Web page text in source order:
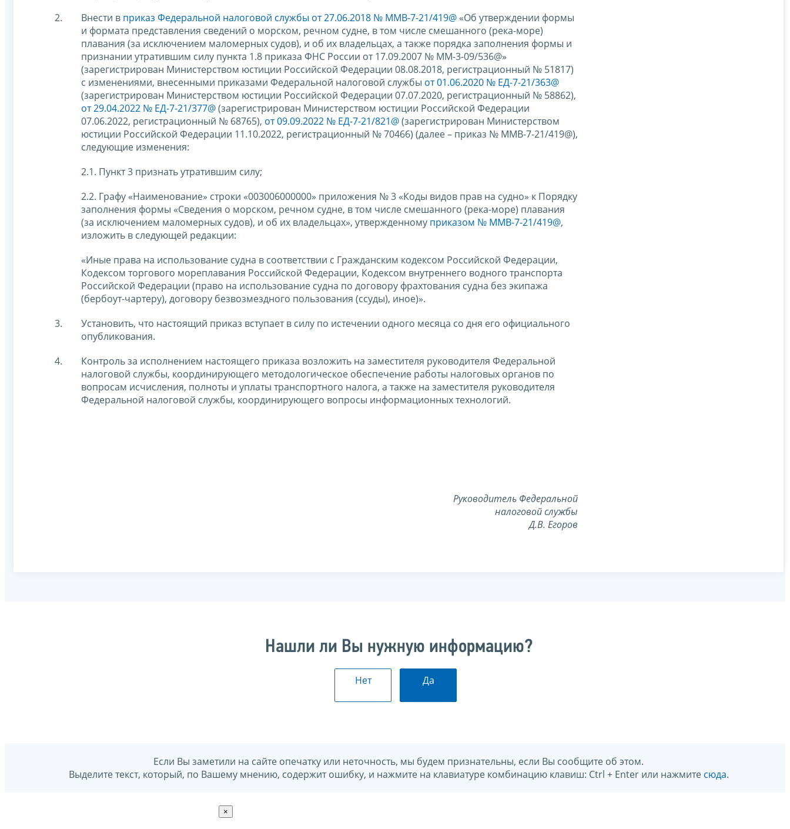
Внести в приказ Федеральной налоговой службы от 27.06.2018 № ММВ-7-21/419@ «Об утверждении формы
и формата представления сведений о морском, речном судне, в том числе смешанного (река-море)
плавания (за исключением маломерных судов), и об их владельцах, а также порядка заполнения формы и
признании утратившим силу пункта 1.8 приказа ФНС России от 17.09.2007 № ММ-3-09/536@»
(зарегистрирован Министерством юстиции Российской Федерации 08.08.2018, регистрационный № 51817)
с изменениями, внесенными приказами Федеральной налоговой службы от 01.06.2020 № ЕД-7-21/363@
(зарегистрирован Министерством юстиции Российской Федерации 07.07.2020, регистрационный № 58862),
от 29.04.2022 № ЕД-7-21/377@(зарегистрирован Министерством юстиции Российской Федерации
07.06.2022, регистрационный № 68765), от 09.09.2022 № ЕД-7-21/821@(зарегистрирован Министерством
юстиции Российской Федерации 11.10.2022, регистрационный № 70466) (далее – приказ № ММВ-7-21/419@),
следующие изменения:
2.1. Пункт 3 признать утратившим силу;
2.2. Графу «Наименование» строки «003006000000» приложения № 3 «Коды видов прав на судно» к Порядку
заполнения формы «Сведения о морском, речном судне, в том числе смешанного (река-море) плавания
(за исключением маломерных судов), и об их владельцах», утвержденному приказом № ММВ-7-21/419@,
изложить в следующей редакции:
«Иные права на использование судна в соответствии с Гражданским кодексом Российской Федерации,
Кодексом торгового мореплавания Российской Федерации, Кодексом внутреннего водного транспорта
Российской Федерации (право на использование судна по договору фрахтования судна без экипажа
(бербоут-чартеру), договору безвозмездного пользования (ссуды), иное)».
Установить, что настоящий приказ вступает в силу по истечении одного месяца со дня его официального
опубликования.
Контроль за исполнением настоящего приказа возложить на заместителя руководителя Федеральной
налоговой службы, координирующего методологическое обеспечение работы налоговых органов по
вопросам исчисления, полноты и уплаты транспортного налога, а также на заместителя руководителя
Федеральной налоговой службы, координирующего вопросы информационных технологий.
Руководитель Федеральной
налоговой службы
Д.В. Егоров
Нашли ли Вы нужную информацию?
Нет Да
Если Вы заметили на сайте опечатку или неточность, мы будем признательны, если Вы сообщите об этом.
Выделите текст, который, по Вашему мнению, содержит ошибку, и нажмите на клавиатуре комбинацию клавиш: Ctrl + Enter или нажмите сюда.
×